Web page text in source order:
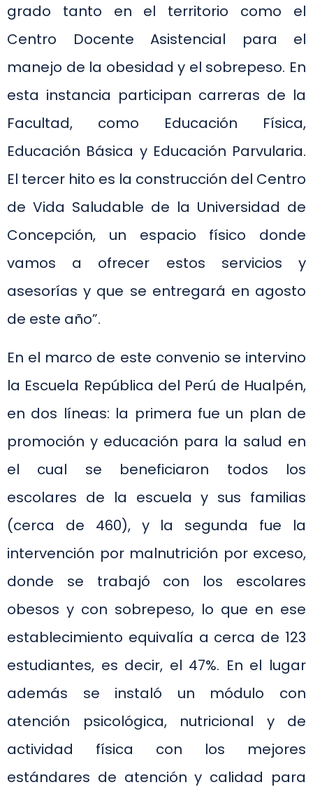
grado tanto en el territorio como el
Centro Docente Asistencial para el
manejo de la obesidad y el sobrepeso. En
esta instancia participan carreras de la
Facultad, como Educación Física,
Educación Básica y Educación Parvularia.
El tercer hito es la construcción del Centro
de Vida Saludable de la Universidad de
Concepción, un espacio físico donde
vamos a ofrecer estos servicios y
asesorías y que se entregará en agosto
de este año”.
En el marco de este convenio se intervino
la Escuela República del Perú de Hualpén,
en dos líneas: la primera fue un plan de
promoción y educación para la salud en
el cual se beneficiaron todos los
escolares de la escuela y sus familias
(cerca de 460), y la segunda fue la
intervención por malnutrición por exceso,
donde se trabajó con los escolares
obesos y con sobrepeso, lo que en ese
establecimiento equivalía a cerca de 123
estudiantes, es decir, el 47%. En el lugar
además se instaló un módulo con
atención psicológica, nutricional y de
actividad física con los mejores
estándares de atención y calidad para